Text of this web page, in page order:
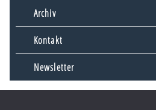
Archiv
Kontakt
Newsletter